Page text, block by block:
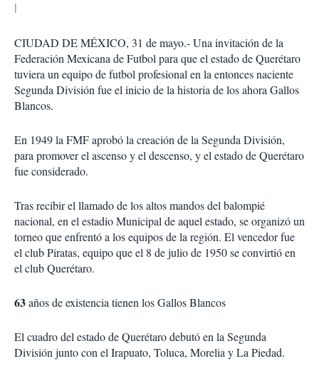
CIUDAD DE MÉXICO, 31 de mayo.- Una invitación de la
Federación Mexicana de Futbol para que el estado de Querétaro
tuviera un equipo de futbol profesional en la entonces naciente
Segunda División fue el inicio de la historia de los ahora Gallos
Blancos.
En 1949 la FMF aprobó la creación de la Segunda División,
para promover el ascenso y el descenso, y el estado de Querétaro
fue considerado.
Tras recibir el llamado de los altos mandos del balompié
nacional, en el estadio Municipal de aquel estado, se organizó un
torneo que enfrentó a los equipos de la región. El vencedor fue
el club Piratas, equipo que el 8 de julio de 1950 se convirtió en
el club Querétaro.
63años de existencia tienen los Gallos Blancos
El cuadro del estado de Querétaro debutó en la Segunda
División junto con el Irapuato, Toluca, Morelia y La Piedad.